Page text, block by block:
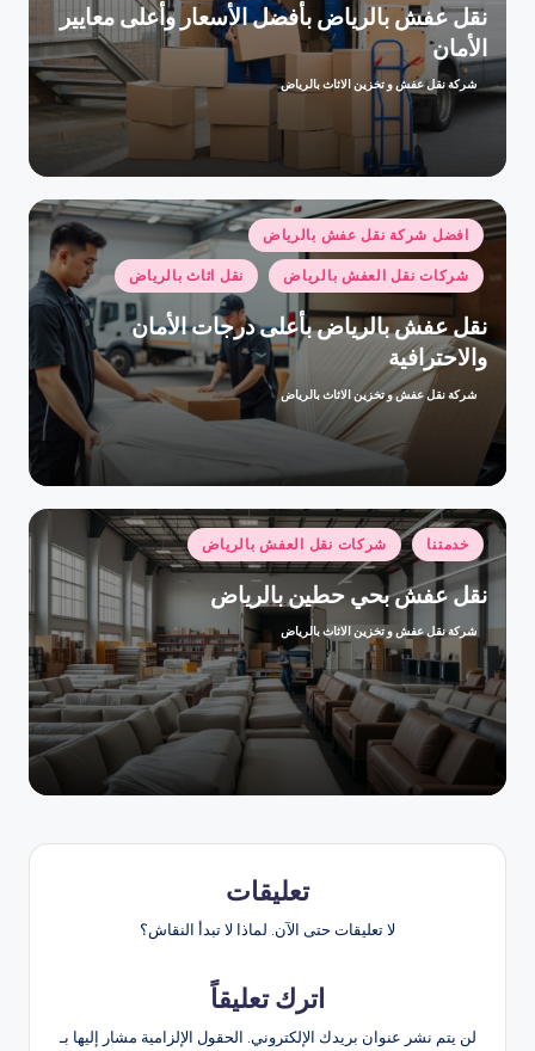
نقل عفش بالرياض بأفضل الأسعار وأعلى معايير
الأمان
تمّ
بواسطة
شركة نقل عفش و تخزين الاثاث بالرياض
نُشر
في
افضل شركة نقل عفش بالرياض
شركات نقل العفش بالرياض نقل اثاث بالرياض
نقل عفش بالرياض بأعلى درجات الأمان
والاحترافية
تمّ
شركة نقل عفش و تخزين الاثاث بالرياض
نُشر
في
خدمتنا شركات نقل العفش بالرياض
نقل عفش بحي حطين بالرياض
تمّ
النشر
بواسطة
شركة نقل عفش و تخزين الاثاث بالرياض
تعليقات
لا تعليقات حتى الآن. لماذا لا تبدأ النقاش؟
اترك تعليقاً
لن يتم نشر عنوان بريدك الإلكتروني. الحقول الإلزامية مشار إليها بـ